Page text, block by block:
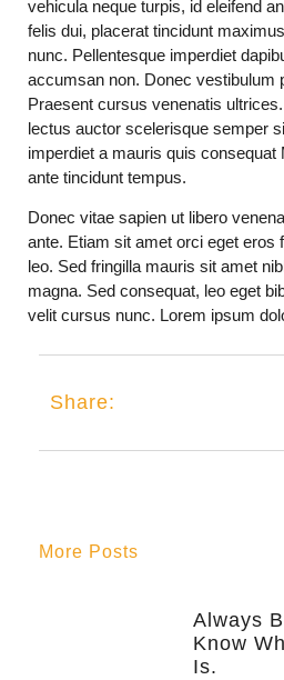
vehicula neque turpis, id eleifend
felis dui, placerat tincidunt
nunc. Pellentesque imperdiet
accumsan non. Donec vestibulum
Praesent cursus venenatis
lectus auctor scelerisque semper
imperdiet a mauris quis consequat
ante tincidunt tempus.
Donec vitae sapien ut libero
ante. Etiam sit amet orci eget eros
leo. Sed fringilla mauris sit amet
magna. Sed consequat, leo eget
velit cursus nunc. Lorem ipsum
Share:
More Posts
Always
Know
Is.